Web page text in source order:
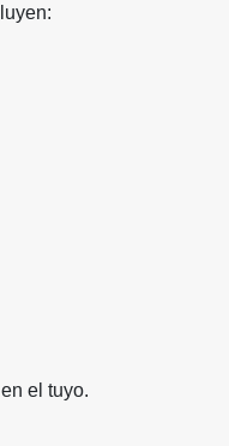
el tuyo.